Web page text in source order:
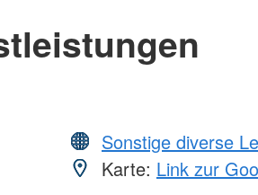
Sonstige diverse
Karte: Link zur